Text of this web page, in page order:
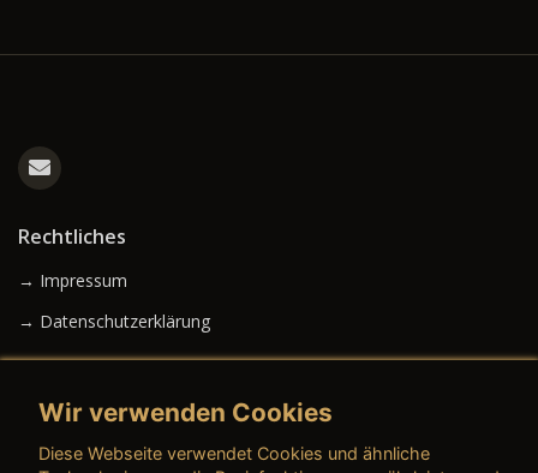
Rechtliches
→ Impressum
→ Datenschutzerklärung
Wir verwenden Cookies
Diese Webseite verwendet Cookies und ähnliche